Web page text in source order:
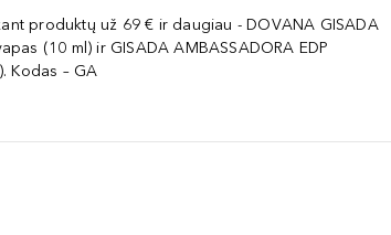
produktų už 69 € ir daugiau - DOVANA GISADA
(10 ml) ir GISADA AMBASSADORA EDP
Kodas – GA